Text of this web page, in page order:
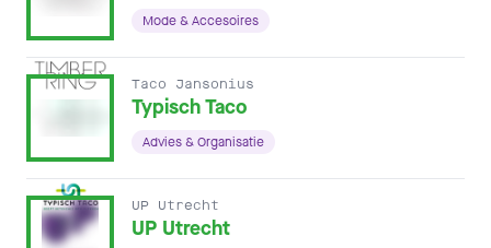
Mode & Accesoires
Taco Jansonius
Typisch Taco
Advies & Organisatie
UP Utrecht
UP Utrecht